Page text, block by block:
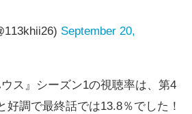
September 20,
ウス』シーズン1の視聴率は、第4
好調で最終話では13.8％でした！